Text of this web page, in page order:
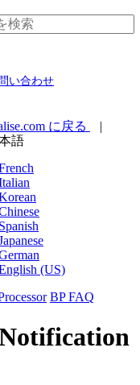
い合わせ
に戻る
|
語
Spanish
(US)
BP FAQ